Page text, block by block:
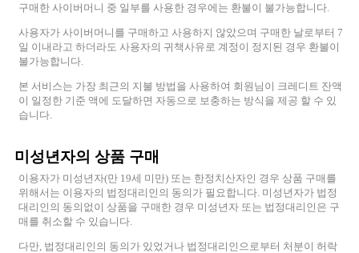
구매한 사이버머니 중 일부를 사용한 경우에는 환불이 불가능합니다.
사용자가 사이버머니를 구매하고 사용하지 않았으며 구매한 날로부터 7
일 이내라고 하더라도 사용자의 귀책사유로 계정이 정지된 경우 환불이
불가능합니다.
본 서비스는 가장 최근의 지불 방법을 사용하여 회원님이 크레디트 잔액
이 일정한 기준 액에 도달하면 자동으로 보충하는 방식을 제공 할 수 있
습니다.
미성년자의 상품 구매
이용자가 미성년자(만 19세 미만) 또는 한정치산자인 경우 상품 구매를
위해서는 이용자의 법정대리인의 동의가 필요합니다. 미성년자가 법정
대리인의 동의없이 상품을 구매한 경우 미성년자 또는 법정대리인은 구
매를 취소할 수 있습니다.
다만, 법정대리인의 동의가 있었거나 법정대리인으로부터 처분이 허락